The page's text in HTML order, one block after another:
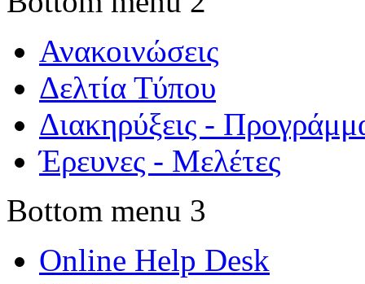
Ανακοινώσεις
Δελτία Τύπου
Διακηρύξεις -
Έρευνες - Μελέτες
Bottom menu 3
Online Help Desk